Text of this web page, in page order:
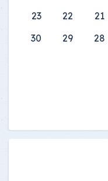
21
22
23
28
29
30